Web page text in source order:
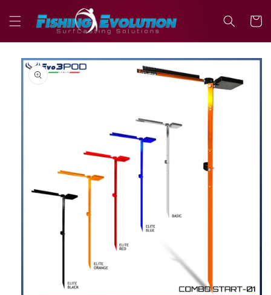
direttamente
ai contenuti
Passa alle
informazioni
sul prodotto